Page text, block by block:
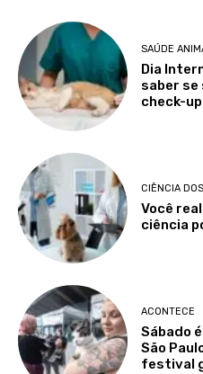
SAÚDE
Dia
saber se
check-
CIÊNCIA
Você
ciência
ACONTECE
Sábado
São
festival